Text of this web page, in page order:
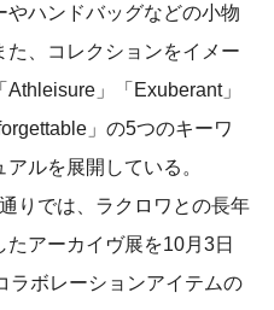
やハンドバッグなどの小物
た、コレクションをイメー
」「Exuberant」
」の5つのキーワ
ルを展開している。
りでは、ラクロワとの長年
アーカイヴ展を10月3日
ラボレーションアイテムの